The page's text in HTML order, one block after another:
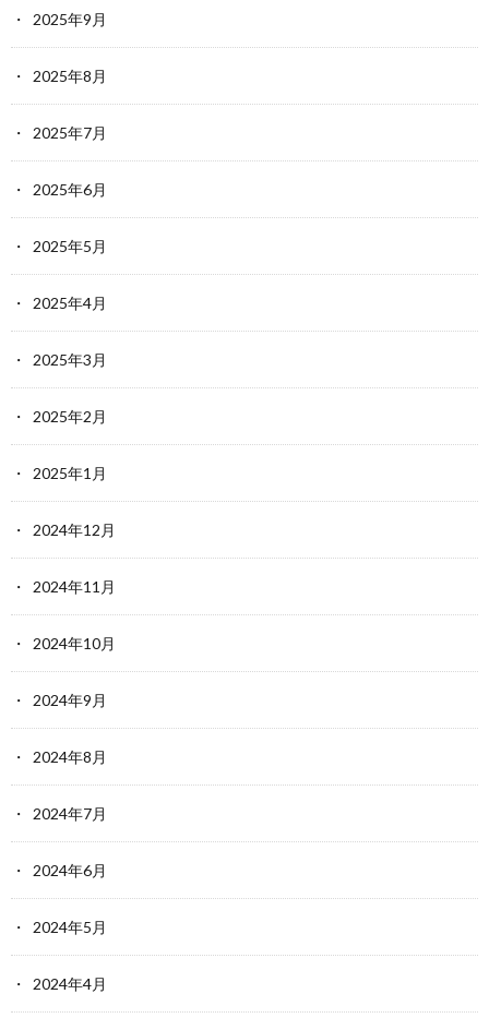
2025年9月
2025年8月
2025年7月
2025年6月
2025年5月
2025年4月
2025年3月
2025年2月
2025年1月
2024年12月
2024年11月
2024年10月
2024年9月
2024年8月
2024年7月
2024年6月
2024年5月
2024年4月